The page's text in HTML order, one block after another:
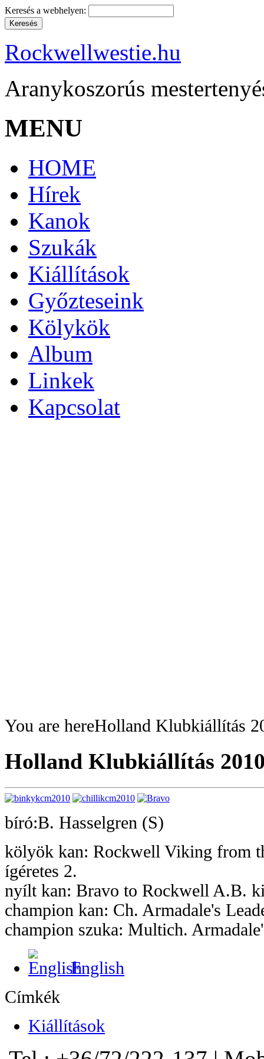
Keresés a webhelyen:
Rockwellwestie.hu
Aranykoszorús
MENU
HOME
Hírek
Kanok
Szukák
Kiállítások
Győzteseink
Kölykök
Album
Linkek
Kapcsolat
You are hereHolland Klubkiállítás
Holland Klubkiállítás
bíró:B. Hasselgren (S)
kölyök kan: Rockwell Viking from
ígéretes 2.
nyílt kan: Bravo to Rockwell A.B.
champion kan: Ch. Armadale's
champion szuka: Multich.
English
Címkék
Kiállítások